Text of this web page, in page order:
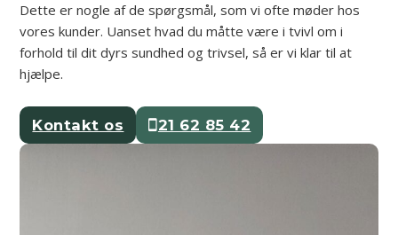
Dette er nogle af de spørgsmål, som vi ofte møder hos
vores kunder. Uanset hvad du måtte være i tvivl om i
forhold til dit dyrs sundhed og trivsel, så er vi klar til at
hjælpe.
Kontakt os 21 62 85 42